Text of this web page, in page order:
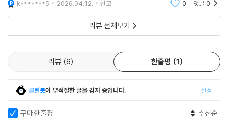
k*******5 2026.04.12. 신고 0 댓글0
리뷰 전체보기
리뷰 6 한줄평 1
클린봇이 부적절한 글을 감지 중입니다. 설정
구매한줄평 추천순